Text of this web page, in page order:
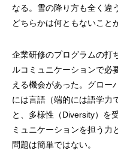
なる。雪の降り方も全く違
どちらかは何ともないこと
企業研修のプログラムの打
ルコミュニケーションで必
える機会があった。グロー
には言語（端的には語学力
と、多様性（Diversity）を
ミュニケーションを担う力
問題は簡単ではない。